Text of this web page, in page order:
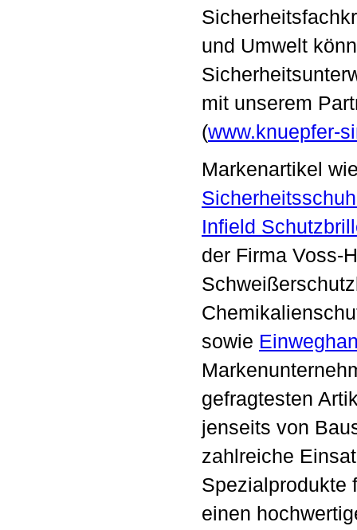
und Umwelt
mit unserem
(www.knuepfer-
Markenartikel
Infield
der Firma Voss-
sowie
gefragtesten
jenseits von
zahlreiche
Spezialprodukte
einen